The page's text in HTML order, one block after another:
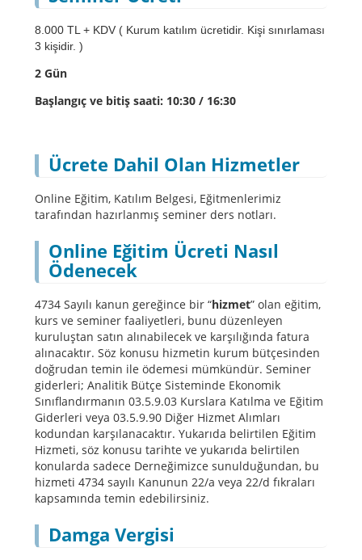
8.000 TL + KDV ( Kurum katılım ücretidir. Kişi sınırlaması
3 kişidir. )
2 Gün
Başlangıç ve bitiş saati: 10:30 / 16:30
Ücrete Dahil Olan Hizmetler
Online Eğitim, Katılım Belgesi, Eğitmenlerimiz
tarafından hazırlanmış seminer ders notları.
Online Eğitim Ücreti Nasıl
Ödenecek
4734 Sayılı kanun gereğince bir “hizmet” olan eğitim,
kurs ve seminer faaliyetleri, bunu düzenleyen
kuruluştan satın alınabilecek ve karşılığında fatura
alınacaktır. Söz konusu hizmetin kurum bütçesinden
doğrudan temin ile ödemesi mümkündür. Seminer
giderleri; Analitik Bütçe Sisteminde Ekonomik
Sınıflandırmanın 03.5.9.03 Kurslara Katılma ve Eğitim
Giderleri veya 03.5.9.90 Diğer Hizmet Alımları
kodundan karşılanacaktır. Yukarıda belirtilen Eğitim
Hizmeti, söz konusu tarihte ve yukarıda belirtilen
konularda sadece Derneğimizce sunulduğundan, bu
hizmeti 4734 sayılı Kanunun 22/a veya 22/d fıkraları
kapsamında temin edebilirsiniz.
Damga Vergisi